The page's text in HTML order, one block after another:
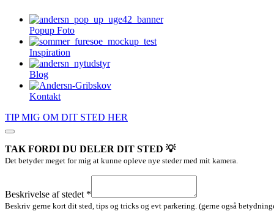
Popup Foto
Inspiration
Blog
Kontakt
TIP MIG OM DIT STED HER
TAK FORDI DU DELER DIT STED 💡
Det betyder meget for mig at kunne opleve nye steder med mit kamera.
billede
Email
Beskrivelse af stedet *
Beskriv gerne kort dit sted, tips og tricks og evt parkering. (gerne også